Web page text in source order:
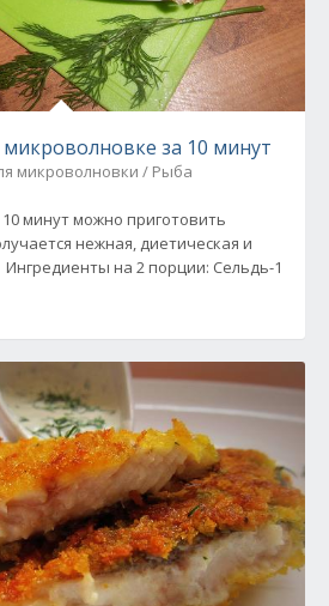
Сельдь в микроволновке за 10 минут
микроволновки / Рыба
минут можно приготовить
нежная, диетическая и
на 2 порции: Сельдь-1